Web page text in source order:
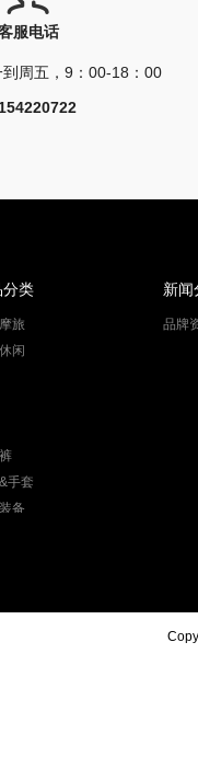
服电话
周五，9：00-18：00
旅
闲
手套
备
品牌
分类 新闻